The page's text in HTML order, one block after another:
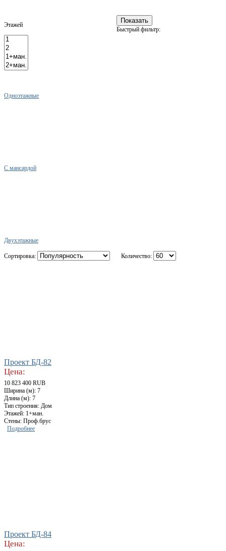
Этажей
Быстрый фильтр:
Одноэтажные
С мансардой
Двухэтажные
Сортировка: Количество:
Проект БД-82
Цена:
10 823 400 RUB
Ширина (м): 7
Длина (м): 7
Тип строения: Дом
Этажей: 1+ман.
Стены: Проф.брус
Подробнее
Проект БД-84
Цена: